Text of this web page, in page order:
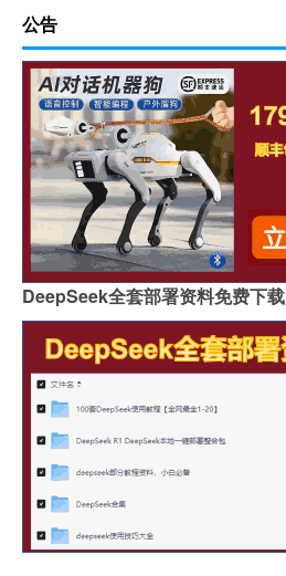
公告
DeepSeek全套部署资料免费下载